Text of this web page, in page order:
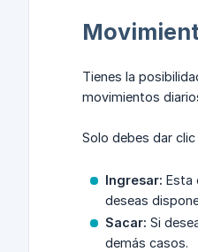
Tienes la
movimientos
Solo debes dar
Ingresar: Esta
deseas
Sacar: Si
demás casos.